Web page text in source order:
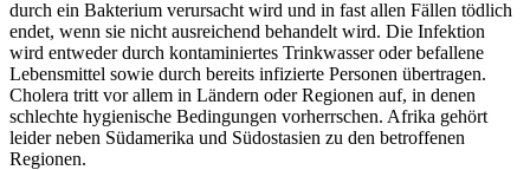
durch ein Bakterium verursacht wird und in fast allen Fällen tödlich
endet, wenn sie nicht ausreichend behandelt wird. Die Infektion
wird entweder durch kontaminiertes Trinkwasser oder befallene
Lebensmittel sowie durch bereits infizierte Personen übertragen.
Cholera tritt vor allem in Ländern oder Regionen auf, in denen
schlechte hygienische Bedingungen vorherrschen. Afrika gehört
leider neben Südamerika und Südostasien zu den betroffenen
Regionen.